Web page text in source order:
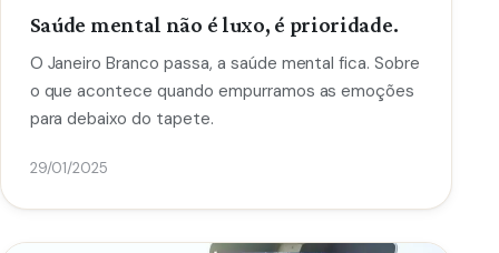
Saúde mental não é luxo, é prioridade.
O Janeiro Branco passa, a saúde mental fica. Sobre
o que acontece quando empurramos as emoções
para debaixo do tapete.
29/01/2025